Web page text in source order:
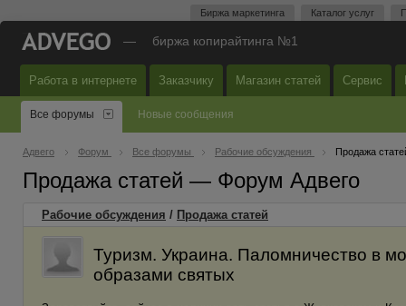
Биржа маркетинга Каталог услуг
— биржа копирайтинга №1
Работа в интернете Заказчику Магазин статей Сервис
Все форумы Новые сообщения
Адвего Форум Все форумы Рабочие обсуждения Продажа
Продажа статей — Форум Адвего
Рабочие обсуждения / Продажа статей
Туризм. Украина. Паломничество в
образами святых